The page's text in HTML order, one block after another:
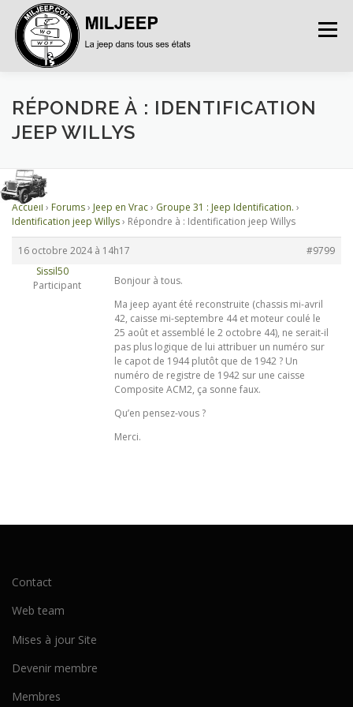
Menu
ACCUEIL ARTICLES PETITES ANNONCES
DOCUMENTATIONS FORUMS S’INSCRIRE
CONNEXION
RÉPONDRE À : IDENTIFICATION
JEEP WILLYS
Accueil › Forums› Jeep en Vrac› Groupe 31 : Jeep Identification. ›
Identification jeep Willys› Répondre à : Identification jeep Willys
16 octobre 2024 à 14h17
#9799
Sissil50
Participant
Bonjour à tous.
Ma jeep ayant été reconstruite (chassis mi-avril
42, caisse mi-septembre 44 et moteur coulé le
25 août et assemblé le 2 octobre 44), ne serait-il
pas plus logique de lui attribuer un numéro sur
le capot de 1944 plutôt que de 1942 ? Un
numéro de registre de 1942 sur une caisse
Composite ACM2, ça sonne faux.
Qu’en pensez-vous ?
Merci.
Contact
Web team
Mises à jour Site
Devenir membre
Membres